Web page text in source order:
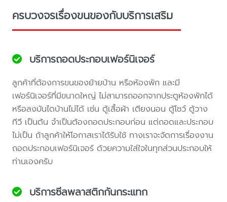
ครบวงจรเรื่องขนของกับบริการเสริม
บริการถอดประกอบเฟอร์นิเจอร์
ลูกค้าที่ต้องการขนของย้ายบ้าน หรือห้องพัก และมี
เฟอร์นิเจอร์ที่มีขนาดใหญ่ ไม่สามารถออกจากประตูห้องพักได้
หรือลงบันไดบ้านไม่ได้ เช่น ตู้เสื้อผ้า เตียงนอน ตู้โชว์ ตู้วาง
ทีวี เป็นต้น จำเป็นต้องถอดประกอบก่อน แต่ถอดและประกอบ
ไม่เป็น ถ้าลูกค้าให้โอกาสเราได้รับใช้ ทางเราจะจัดการเรื่องงาน
ถอดประกอบเฟอร์นิเจอร์ ด้วยความใส่ใจในทุกส่วนประกอบให้
ท่านเองครับ
บริการซีลพลาสติกกันกระแทก